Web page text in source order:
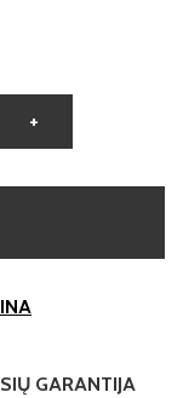
+
GARANTIJA